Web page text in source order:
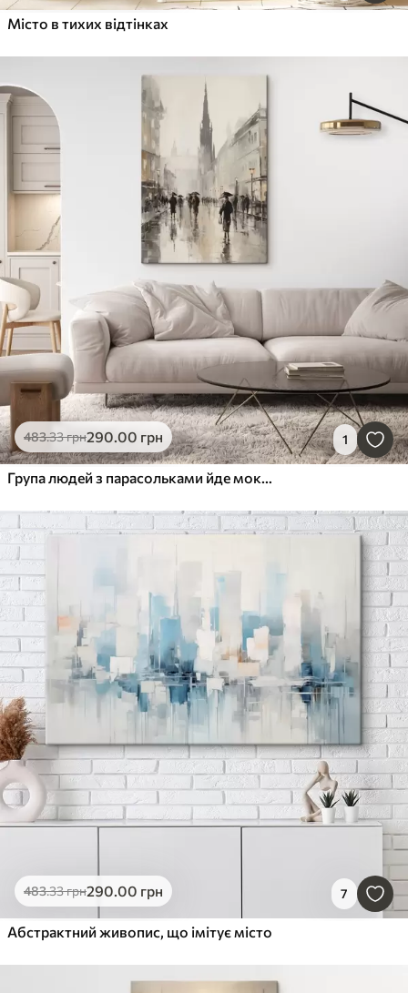
Місто в тихих відтінках
483.33грн290.00 грн 1
Група людей з парасольками йде мокрою вулицею міста
483.33грн290.00 грн 7
Абстрактний живопис, що імітує місто